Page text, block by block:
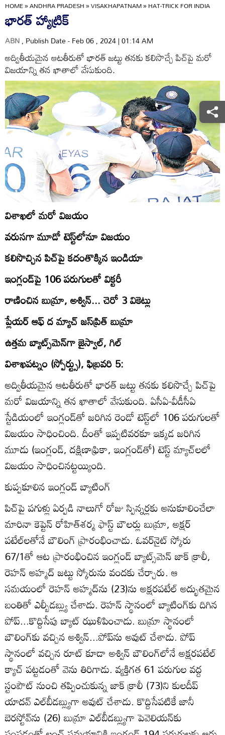
HOME»ANDHRA PRADESH»VISAKHAPATNAM»HAT-TRICK FOR INDIA
భారత్‌ హ్యాట్రిక్‌
ABN, Publish Date - Feb 06 , 2024 | 01:14 AM
అద్వితీయమైన ఆటతీరుతో భారత్‌ జట్టు తనకు కలిసొచ్చే పిచ్‌పై మరో
విజయాన్ని తన ఖాతాలో వేసుకుంది.
విశాఖలో మరో విజయం
వరుసగా మూడో టెస్ట్‌లోనూ విజయం
కలిసొచ్చిన పిచ్‌పై కదంతొక్కిన ఇండియా
ఇంగ్లండ్‌పై 106 పరుగులతో విక్టరీ
రాణించిన బుమ్రా, అశ్విన్‌... చెరో 3 వికెట్లు
ప్లేయర్‌ ఆఫ్‌ ద మ్యాచ్‌ జస్‌ప్రిత్‌ బుమ్రా
ఉత్తమ బ్యాట్స్‌మెన్‌గా జైస్వాల్‌, గిల్‌
విశాఖపట్నం (స్పోర్ట్సు), ఫిబ్రవరి 5:
అద్వితీయమైన ఆటతీరుతో భారత్‌ జట్టు తనకు కలిసొచ్చే పిచ్‌పై
మరో విజయాన్ని తన ఖాతాలో వేసుకుంది. ఏసీఏ-వీడీసీఏ
స్టేడియంలో ఇంగ్లండ్‌తో జరిగిన రెండో టెస్ట్‌లో 106 పరుగులతో
విజయం సాధించింది. దీంతో ఇప్పటివరకూ ఇక్కడ జరిగిన
మూడు (ఇంగ్లండ్‌, దక్షిణాఫ్రికా, ఇంగ్లండ్‌తో) టెస్ట్‌ మ్యాచ్‌లలో
విజయం సాధించినట్టయ్యింది.
కుప్పకూలిన ఇంగ్లండ్‌ బ్యాటింగ్‌
పిచ్‌పై పగుళ్లు ఏర్పడి నాలుగో రోజు స్పిన్నర్లకు అనుకూలించేలా
మారినా కెప్టెన్‌ రోహిత్‌శర్మ ఫాస్ట్‌ బౌలర్లు బుమ్రా, అక్షర్‌
పటేల్‌లతోనే బౌలింగ్‌ ప్రారంభించాడు. ఓవర్‌నైట్‌ స్కోరు
67/1తో ఆట ప్రారంభించిన ఇంగ్లండ్‌ బ్యాట్స్‌మెన్‌ జాక్‌ క్రాలీ,
రెహన్‌ అహ్మద్‌ జట్టు స్కోరును వందకు చేర్చారు. ఆ
సమయంలో రెహన్‌ అహ్మద్‌ను (23)ను అక్షరపటేల్‌ అద్భుతమైన
బంతితో ఎల్బీడబ్ల్యు చేశాడు. రెహన్‌ స్థానంలో బ్యాటింగ్‌కు దిగిన
పోప్‌...కొద్దిసేపు బ్యాట్‌ ఝుళిపించాడు. బుమ్రా స్థానంలో
బౌలింగ్‌కు వచ్చిన అశ్విన్‌...పోప్‌ను అవుట్‌ చేశాడు. పోప్‌
స్థానంలో వచ్చిన రూట్‌ కూడా అశ్విన్‌ బౌలింగ్‌లోనే అక్షరపటేల్‌
క్యాచ్‌ పట్టడంతో వెను తిరిగాడు. వ్యక్తిగత 61 పరుగుల వద్ద
స్టంపౌట్‌ నుంచి తప్పించుకున్న జాక్‌ క్రాలీ (73)ని కులదీప్‌
యాదవ్‌ ఎల్‌బీడబ్ల్యుగా అవుట్‌ చేశాడు. కొద్దిసేపటికే జానీ
బెరస్టోవ్‌ను (26) బుమ్రా ఎల్‌బీడబ్ల్యుగా పెవెలియన్‌కు